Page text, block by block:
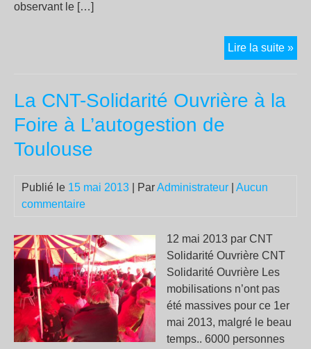
observant le […]
Lire la suite »
:
La CNT-Solidarité Ouvrière à la
Foire à L’autogestion de
Toulouse
Publié le 15 mai 2013 | ParAdministrateur
Aucun
commentaire
12 mai 2013 par CNT
Solidarité Ouvrière CNT
Solidarité Ouvrière Les
mobilisations n’ont pas
été massives pour ce 1er
mai 2013, malgré le beau
temps.. 6000 personnes